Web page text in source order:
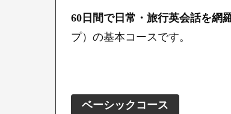
60日間で日常・旅行英会話を網
プ）の基本コースです。
ベーシックコース